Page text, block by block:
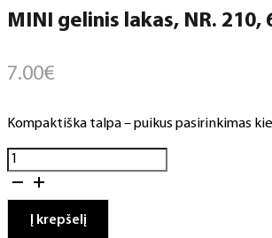
MINI gelinis lakas, NR. 210,
7.00€
Kompaktiška talpa – puikus pasirinkimas
produkto
kiekis:
gelinis
lakas,
Į krepšelį